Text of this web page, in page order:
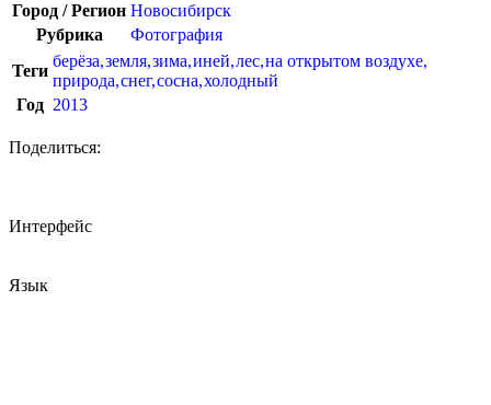
Город / Регион Новосибирск
Рубрика
Фотография
Теги
берёза,земля,зима,иней,лес,на открытом воздухе,
природа,снег,сосна,холодный
Год 2013
Поделиться:
Интерфейс
Язык